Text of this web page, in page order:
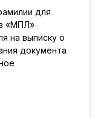
для
«МПЛ»
на выписку о
документа